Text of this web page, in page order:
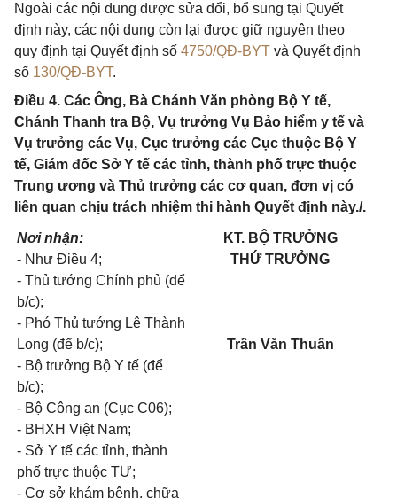
Ngoài các nội dung được sửa đổi, bổ sung tại Quyết
định này, các nội dung còn lại được giữ nguyên theo
quy định tại Quyết định số 4750/QĐ-BYT và Quyết định
số 130/QĐ-BYT.
Điều 4. Các Ông, Bà Chánh Văn phòng Bộ Y tế,
Chánh Thanh tra Bộ, Vụ trưởng Vụ Bảo hiểm y tế và
Vụ trưởng các Vụ, Cục trưởng các Cục thuộc Bộ Y
tế, Giám đốc Sở Y tế các tỉnh, thành phố trực thuộc
Trung ương và Thủ trưởng các cơ quan, đơn vị có
liên quan chịu trách nhiệm thi hành Quyết định này./.
Nơi nhận:
- Như Điều 4;
- Thủ tướng Chính phủ (để
b/c);
- Phó Thủ tướng Lê Thành
Long (để b/c);
- Bộ trưởng Bộ Y tế (để
b/c);
- Bộ Công an (Cục C06);
- BHXH Việt Nam;
- Sở Y tế các tỉnh, thành
phố trực thuộc TƯ;
- Cơ sở khám bệnh, chữa
KT. BỘ TRƯỞNG
THỨ TRƯỞNG
Trần Văn Thuấn